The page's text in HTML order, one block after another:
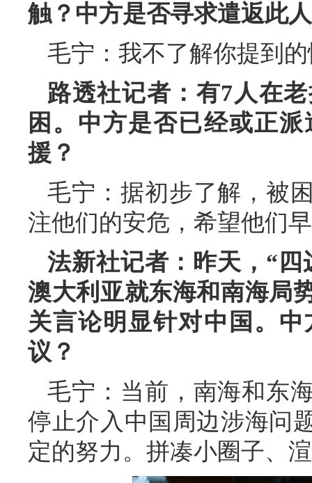
触？中方是否寻求遣返此
毛宁：我不了解你提到
路透社记者：有7人在
困。中方是否已经或正
援？
毛宁：据初步了解，被
注他们的安危，希望他们
法新社记者：昨天，“
澳大利亚就东海和南海局
关言论明显针对中国。
议？
毛宁：当前，南海和东
停止介入中国周边涉海问
定的努力。拼凑小圈子、